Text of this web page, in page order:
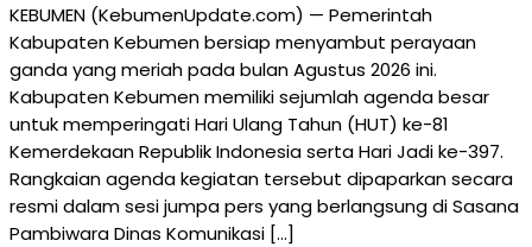
KEBUMEN (KebumenUpdate.com) — Pemerintah
Kabupaten Kebumen bersiap menyambut perayaan
ganda yang meriah pada bulan Agustus 2026 ini.
Kabupaten Kebumen memiliki sejumlah agenda besar
untuk memperingati Hari Ulang Tahun (HUT) ke-81
Kemerdekaan Republik Indonesia serta Hari Jadi ke-397.
Rangkaian agenda kegiatan tersebut dipaparkan secara
resmi dalam sesi jumpa pers yang berlangsung di Sasana
Pambiwara Dinas Komunikasi […]